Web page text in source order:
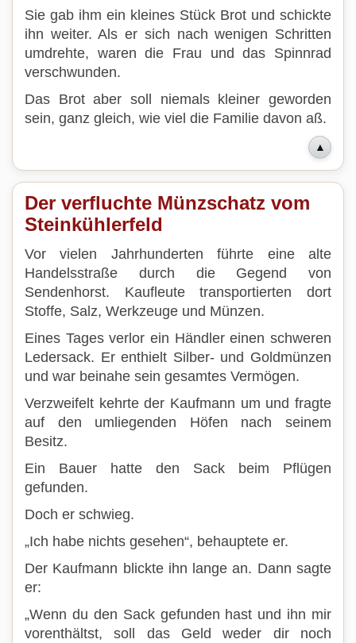
Sie gab ihm ein kleines Stück Brot und schickte
ihn weiter. Als er sich nach wenigen Schritten
umdrehte, waren die Frau und das Spinnrad
verschwunden.
Das Brot aber soll niemals kleiner geworden
sein, ganz gleich, wie viel die Familie davon aß.
▲
Der verfluchte Münzschatz vom
Steinkühlerfeld
Vor vielen Jahrhunderten führte eine alte
Handelsstraße durch die Gegend von
Sendenhorst. Kaufleute transportierten dort
Stoffe, Salz, Werkzeuge und Münzen.
Eines Tages verlor ein Händler einen schweren
Ledersack. Er enthielt Silber- und Goldmünzen
und war beinahe sein gesamtes Vermögen.
Verzweifelt kehrte der Kaufmann um und fragte
auf den umliegenden Höfen nach seinem
Besitz.
Ein Bauer hatte den Sack beim Pflügen
gefunden.
Doch er schwieg.
„Ich habe nichts gesehen“, behauptete er.
Der Kaufmann blickte ihn lange an. Dann sagte
er:
„Wenn du den Sack gefunden hast und ihn mir
vorenthältst, soll das Geld weder dir noch